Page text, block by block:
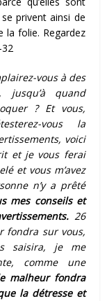
privent ainsi de
la folie. Regardez
vous à des
jusqu’à quand
? Et vous,
vous la
voici
et je vous ferai
et vous m’avez
n’y a prêté
mes conseils et
26
fondra sur vous,
saisira, je me
comme une
malheur fondra
la détresse et